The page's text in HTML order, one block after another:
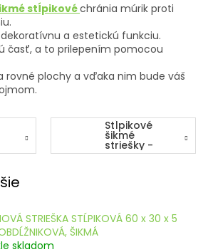
stĺpikovéchránia múrik proti
a estetickú funkciu.
časť, a to prilepením pomocou
rovné plochy a vďaka nim bude váš
Stĺpikové
šikmé
striešky -
farebné
STRIEŠKA STĹPIKOVÁ 60 x 30 x 5
ŠIKMÁ
skladom